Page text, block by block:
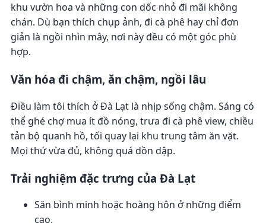
khu vườn hoa và những con dốc nhỏ đi mãi không
chán. Dù bạn thích chụp ảnh, đi cà phê hay chỉ đơn
giản là ngồi nhìn mây, nơi này đều có một góc phù
hợp.
Văn hóa đi chậm, ăn chậm, ngồi lâu
Điều làm tôi thích ở Đà Lạt là nhịp sống chậm. Sáng có
thể ghé chợ mua ít đồ nóng, trưa đi cà phê view, chiều
tản bộ quanh hồ, tối quay lại khu trung tâm ăn vặt.
Mọi thứ vừa đủ, không quá dồn dập.
Trải nghiệm đặc trưng của Đà Lạt
Săn bình minh hoặc hoàng hôn ở những điểm
cao.